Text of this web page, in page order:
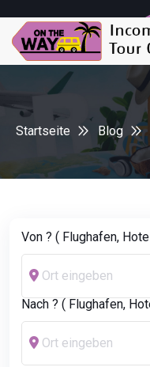
Startseite Blog
Von ? ( Flughafen,
Nach ? ( Flughafen,